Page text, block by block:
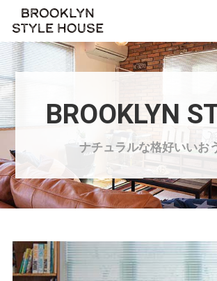
BROOKLYN
ナチュラルな格好いいお